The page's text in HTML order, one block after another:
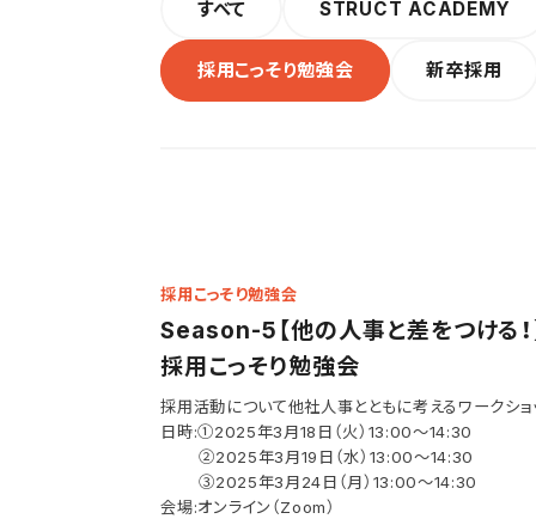
すべて STRUCT ACADEMY
採用こっそり勉強会 新卒採用
Season-5【他の人事と差をつける！
採用こっそり勉強会
採用こっそり勉強会
採用活動について他社人事とともに考えるワークショ
日時:①2025年3月18日（火）13:00～14:30
②2025年3月19日（水）13:00～14:30
③2025年3月24日（月）13:00～14:30
会場:オンライン（Zoom）